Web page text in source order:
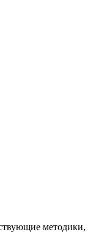
методики,